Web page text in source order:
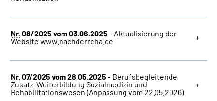
Nr.08/2025 vom 03.06.2025 - Aktualisierung der
Website www.nachderreha.de
Nr.07/2025 vom 28.05.2025 - Berufsbegleitende
Zusatz-Weiterbildung Sozialmedizin und
Rehabilitationswesen (Anpassung vom 22.05.2026)